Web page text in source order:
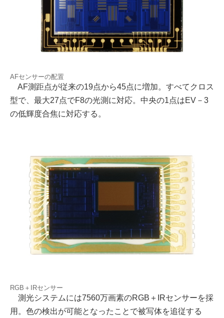
AFセンサーの配置
AF測距点が従来の19点から45点に増加。すべてクロス
型で、最大27点でF8の光測に対応。中央の1点はEV－3
の低輝度合焦に対応する。
RGB＋IRセンサー
測光システムには7560万画素のRGB＋IRセンサーを採
用。色の検出が可能となったことで被写体を追従する